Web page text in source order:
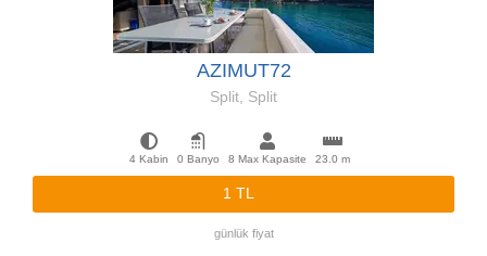
AZIMUT72
Split, Split
4 Kabin 0 Banyo 8 Max Kapasite 23.0 m
1 TL
günlük fiyat